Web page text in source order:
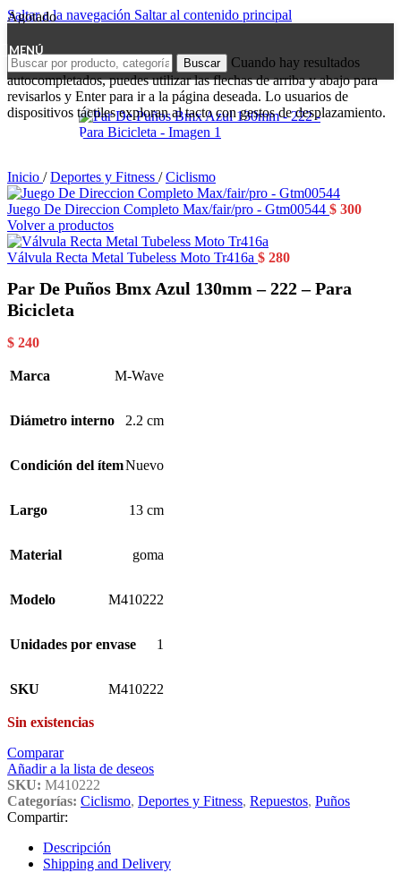
Saltar a la navegación Saltar al contenido principal
MENÚ
Buscar
Cuando hay resultados
autocompletados, puedes utilizar las flechas de arriba y abajo para
revisarlos y Enter para ir a la página deseada. Lo usuarios de
dispositivos táctiles exploran al tacto con gestos de desplazamiento.
Agotado
Inicio / Deportes y Fitness / Ciclismo
Juego De Direccion Completo Max/fair/pro - Gtm00544 $ 300
Volver a productos
Válvula Recta Metal Tubeless Moto Tr416a $ 280
Par De Puños Bmx Azul 130mm – 222 – Para
Bicicleta
$ 240
Marca M-Wave
Diámetro interno 2.2 cm
Condición del ítemNuevo
Largo 13 cm
Material goma
Modelo M410222
Unidades por envase 1
SKU M410222
Sin existencias
Comparar
Añadir a la lista de deseos
SKU: M410222
Categorías: Ciclismo, Deportes y Fitness, Repuestos, Puños
Compartir:
Descripción
Shipping and Delivery